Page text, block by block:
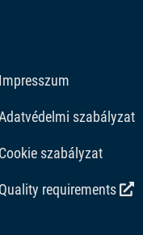
Impresszum
szabályzat
Cookie szabályzat
Quality requirements